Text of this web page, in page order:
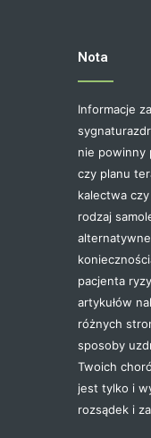
Nota
Informacje
nie powinny
czy planu
kalectwa
rodzaj
pacjenta
artykułów
różnych
sposoby
Twoich
jest tylko i
rozsądek i